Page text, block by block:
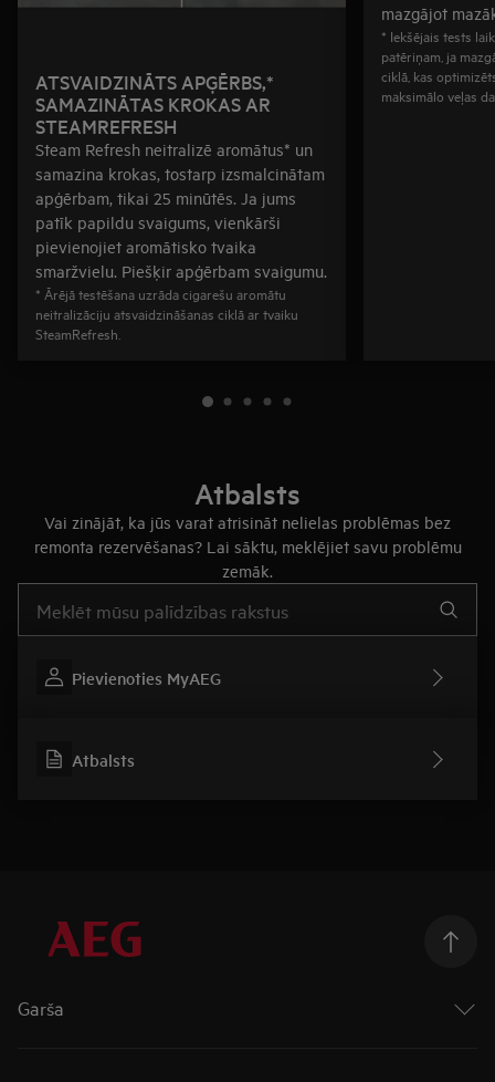
ATSVAIDZINĀTS APĢĒRBS,*
SAMAZINĀTAS KROKAS AR
STEAMREFRESH
Steam Refresh neitralizē aromātus* un
samazina krokas, tostarp izsmalcinātam
apģērbam, tikai 25 minūtēs. Ja jums
patīk papildu svaigums, vienkārši
pievienojiet aromātisko tvaika
smaržvielu. Piešķir apģērbam svaigumu.
* Ārējā testēšana uzrāda cigarešu aromātu
neitralizāciju atsvaidzināšanas ciklā ar tvaiku
SteamRefresh.
mazgājot
* Iekšējais tests
patēriņam, ja
ciklā, kas
maksimālo veļas
Atbalsts
Vai zinājāt, ka jūs varat atrisināt nelielas problēmas bez
remonta rezervēšanas? Lai sāktu, meklējiet savu problēmu
zemāk.
Pievienoties MyAEG
Atbalsts
Garša